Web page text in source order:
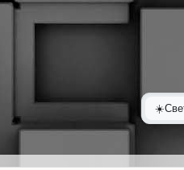
☀️